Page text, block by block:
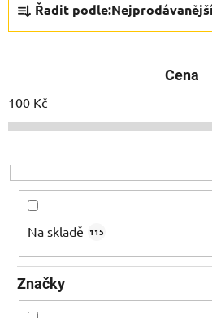
í
p
o
d
ů
Řadit podle:Nejprodávanější
Cena
100 Kč
Na skladě 115
Značky